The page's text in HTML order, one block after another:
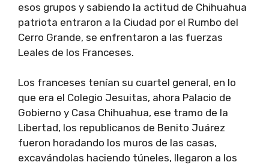
esos grupos y sabiendo la actitud de Chihuahua
patriota entraron a la Ciudad por el Rumbo del
Cerro Grande, se enfrentaron a las fuerzas
Leales de los Franceses.
Los franceses tenían su cuartel general, en lo
que era el Colegio Jesuitas, ahora Palacio de
Gobierno y Casa Chihuahua, ese tramo de la
Libertad, los republicanos de Benito Juárez
fueron horadando los muros de las casas,
excavándolas haciendo túneles, llegaron a los